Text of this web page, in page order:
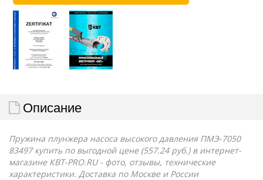
Описание
Пружина плунжера насоса высокого давления ПМЭ-7050
83497 купить по выгодной цене (557.24 руб.) в интернет-
магазине КВТ-PRO.RU - фото, отзывы, технические
характеристики. Доставка по Москве и России